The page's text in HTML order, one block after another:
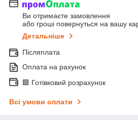
Ви отримаєте замовлення
або гроші повернуться на вашу
Детальніше
Післяплата
Оплата на рахунок
🟩 Готівковий розрахунок
Всі умови оплати